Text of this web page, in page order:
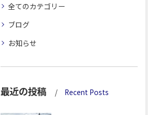
全てのカテゴリー
ブログ
お知らせ
最近の投稿 Recent Posts